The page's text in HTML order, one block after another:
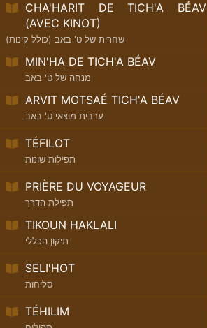
CHA'HARIT DE TICH'A BÉAV
(AVEC KINOT)
שחרית של ט' באב (כולל קינות)
MIN'HA DE TICH'A BÉAV
מנחה של ט' באב
ARVIT MOTSAÉ TICH'A BÉAV
ערבית מוצאי ט' באב
TÉFILOT
תפילות שונות
PRIÈRE DU VOYAGEUR
תפילת הדרך
TIKOUN HAKLALI
תיקון הכללי
SELI'HOT
סליחות
TÉHILIM